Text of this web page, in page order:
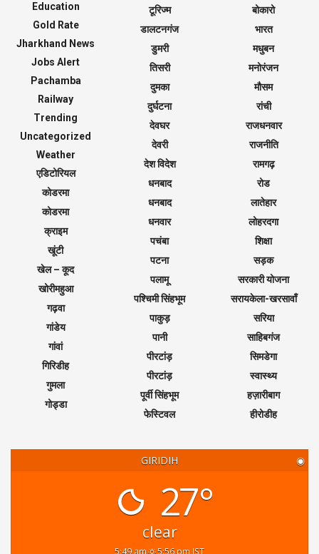
Education
Gold Rate
Jharkhand News
Jobs Alert
Pachamba
Railway
Trending
Uncategorized
Weather
एडिटोरियल
कोडरमा
कोडरमा
क्राइम
खूंटी
खेल – कूद
खोरीमहुआ
गढ़वा
गांडेय
गांवां
गिरिडीह
गुमला
गोड्डा
टूरिज्म
डालटनगंज
डुमरी
तिसरी
दुमका
दुर्घटना
देवघर
देवरी
देश विदेश
धनबाद
धनबाद
धनवार
पचंबा
पटना
पलामू
पश्चिमी सिंहभूम
पाकुड़
पानी
पीरटांड़
पीरटांड़
पूर्वी सिंहभूम
फेस्टिवल
बोकारो
भारत
मधुबन
मनोरंजन
मौसम
रांची
राजधनवार
राजनीति
रामगढ़
रोड
लातेहार
लोहरदगा
शिक्षा
सड़क
सरकारी योजना
सरायकेला-खरसावाँ
सरिया
साहिबगंज
सिमडेगा
स्वास्थ्य
हज़ारीबाग
हीरोडीह
GIRIDIH ◉
27°
clear
5:49 am 5:56 pm IST